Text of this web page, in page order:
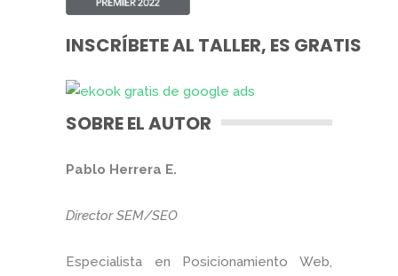
INSCRÍBETE AL TALLER, ES GRATIS
SOBRE EL AUTOR
Pablo Herrera E.
Director SEM/SEO
Especialista en Posicionamiento Web,